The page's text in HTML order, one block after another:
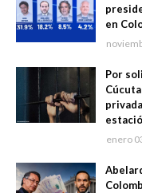
en
Por
enero